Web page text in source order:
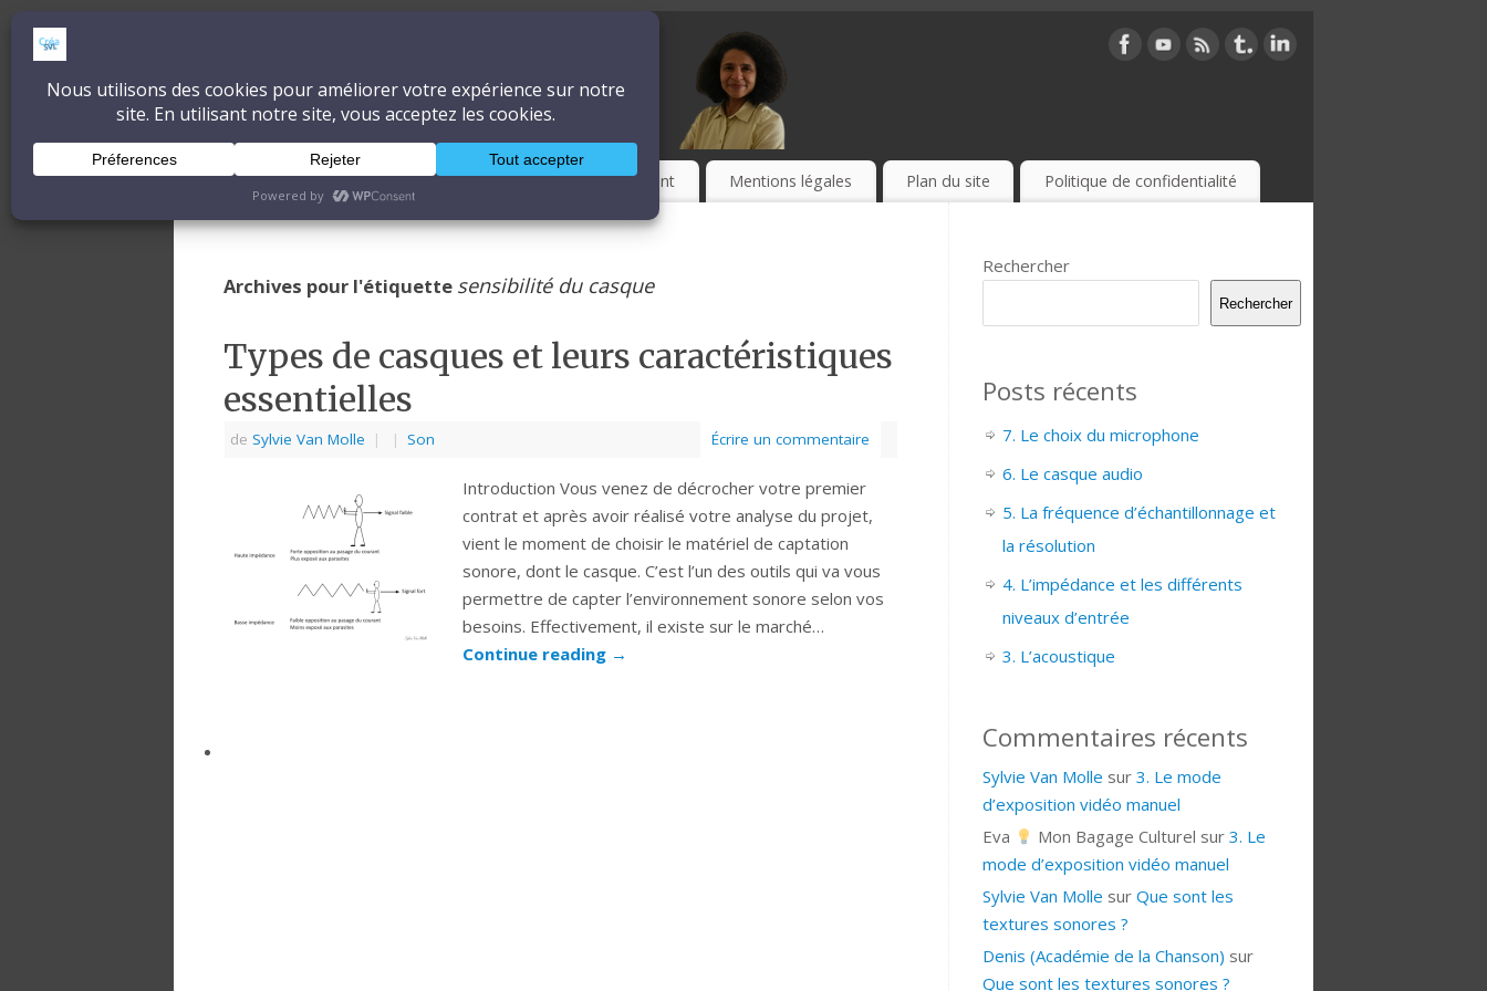
CréaSonVidéoLumière
DÉCOUVRONS ENSEMBLE L'ART ET LA TECHNIQUE
Accueil À propos Blog Culture Event Mentions légales Plan du site Politique de confidentialité
Archives pour l'étiquette sensibilité du casque
Types de casques et leurs caractéristiques
essentielles
de Sylvie Van Molle | | Son Écrire un commentaire
Introduction Vous venez de décrocher votre premier
contrat et après avoir réalisé votre analyse du projet,
vient le moment de choisir le matériel de captation
sonore, dont le casque. C’est l’un des outils qui va vous
permettre de capter l’environnement sonore selon vos
besoins. Effectivement, il existe sur le marché…
Continue reading →
Rechercher
Rechercher
Posts récents
7. Le choix du microphone
6. Le casque audio
5. La fréquence d’échantillonnage et
la résolution
4. L’impédance et les différents
niveaux d’entrée
3. L’acoustique
Commentaires récents
Sylvie Van Molle sur 3. Le mode
d’exposition vidéo manuel
Eva
Mon Bagage Culturel sur3. Le
mode d’exposition vidéo manuel
Sylvie Van Molle sur Que sont les
textures sonores ?
Denis (Académie de la Chanson) sur
Que sont les textures sonores ?